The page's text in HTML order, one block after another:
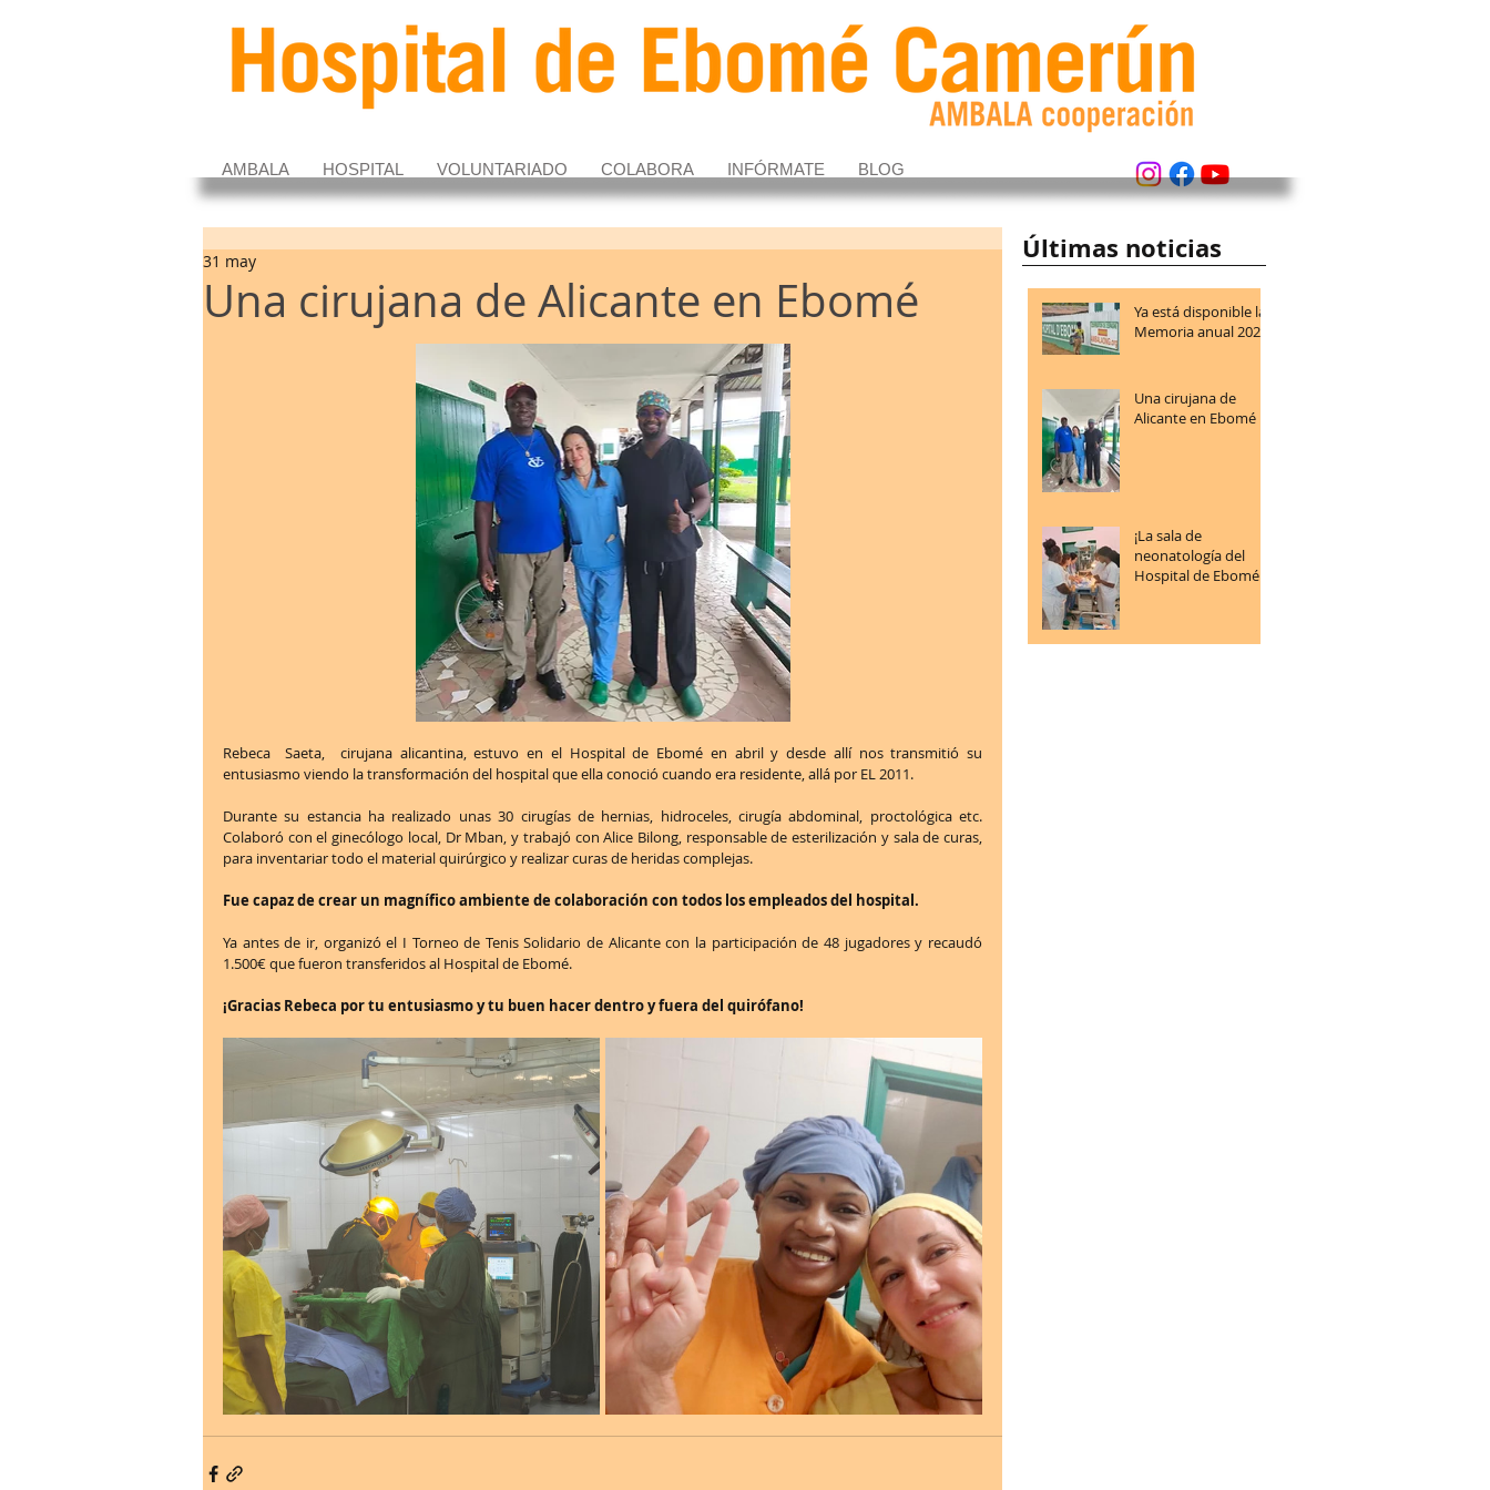
AMBALA HOSPITAL VOLUNTARIADO COLABORA INFÓRMATE BLOG
Una cirujana de Alicante en Ebomé
31 may
Rebeca  Saeta,  cirujana alicantina, estuvo en el Hospital de Ebomé en abril y desde allí nos transmitió su
entusiasmo viendo la transformación del hospital que ella conoció cuando era residente, allá por EL 2011.
Durante su estancia ha realizado unas 30 cirugías de hernias, hidroceles, cirugía abdominal, proctológica etc.
Colaboró con el ginecólogo local, Dr Mban, y trabajó con Alice Bilong, responsable de esterilización y sala de curas,
para inventariar todo el material quirúrgico y realizar curas de heridas complejas.
Fue capaz de crear un magnífico ambiente de colaboración con todos los empleados del hospital.
Ya antes de ir, organizó el I Torneo de Tenis Solidario de Alicante con la participación de 48 jugadores y recaudó
1.500€ que fueron transferidos al Hospital de Ebomé.
¡Gracias Rebeca por tu entusiasmo y tu buen hacer dentro y fuera del quirófano!
Últimas noticias
Ya está disponible la
Memoria anual 2025
Una cirujana de
Alicante en Ebomé
¡La sala de
neonatología del
Hospital de Ebomé